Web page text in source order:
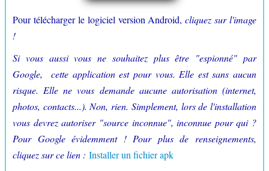
Pour télécharger le logiciel version Android,cliquez sur l'image
!
Si vous aussi vous ne souhaitez plus être "espionné" par
Google, cette application est pour vous. Elle est sans aucun
risque. Elle ne vous demande aucune autorisation (internet,
photos, contacts...). Non, rien. Simplement, lors de l'installation
vous devrez autoriser "source inconnue", inconnue pour qui ?
Pour Google évidemment ! Pour plus de renseignements,
cliquez sur ce lien : Installer un fichier apk